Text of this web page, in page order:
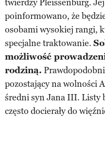
twierdzy Pleissenburg.
poinformowano, że
osobami wysokiej rangi,
specjalne traktowanie.
możliwość
rodziną.
pozostający na wolności
średni syn Jana III. Listy
często docierały do